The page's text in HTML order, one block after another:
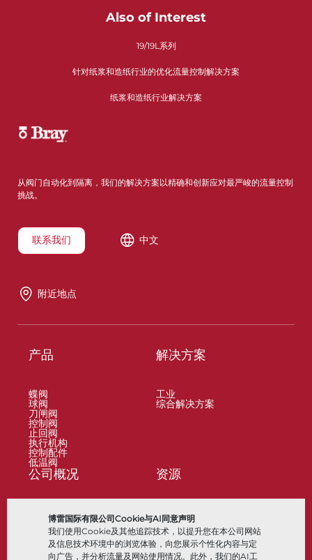
博雷国际有限公司Cookie与AI同意声明
我们使用Cookie及其他追踪技术，以提升您在本公司网站
及信息技术环境中的浏览体验，向您展示个性化内容与定
向广告，并分析流量及网站使用情况。此外，我们的AI工
Also of Interest
19/19L系列
针对纸浆和造纸行业的优化流量控制解决方案
纸浆和造纸行业解决方案
从阀门自动化到隔离，我们的解决方案以精确和创新应对最严峻的流量控制
挑战。
联系我们 中文
附近地点
产品
蝶阀
球阀
刀闸阀
控制阀
止回阀
执行机构
控制配件
低温阀
解决方案
工业
综合解决方案
公司概况
合作伙伴
可持续性
客户门户
资源
文档
知识中心
软件
材料选择